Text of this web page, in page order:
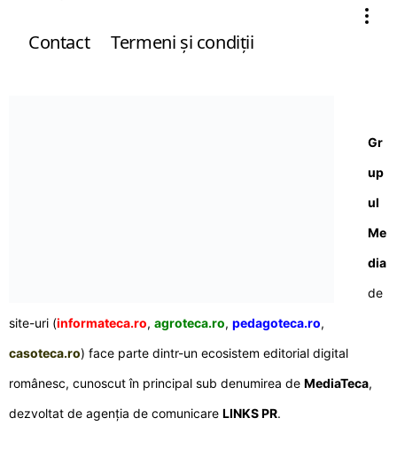
Contact Termeni şi condiţii
Gr
up
ul
Me
dia
de
site-uri (informateca.ro, agroteca.ro, pedagoteca.ro,
casoteca.ro) face parte dintr-un ecosistem editorial digital
românesc, cunoscut în principal sub denumirea de MediaTeca,
dezvoltat de agenția de comunicare LINKS PR.